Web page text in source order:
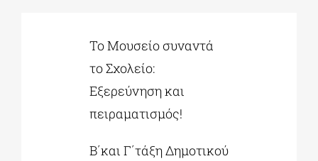
ΕΚΠΑΙΔΕΥΤΙΚΑ ΙΔΡΥΜΑΤΑ
Το Μουσείο συναντά
το Σχολείο:
Εξερεύνηση και
πειραματισμός!
Β΄και Γ΄τάξη Δημοτικού